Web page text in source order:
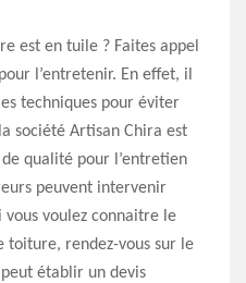
est en tuile ? Faites appel
l’entretenir. En effet, il
techniques pour éviter
société Artisan Chira est
qualité pour l’entretien
peuvent intervenir
vous voulez connaitre le
toiture, rendez-vous sur le
établir un devis